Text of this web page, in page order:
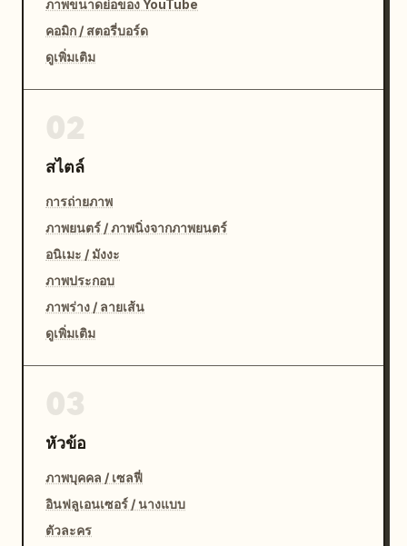
ภาพขนาดย่อของ YouTube
คอมิก / สตอรี่บอร์ด
ดูเพิ่มเติม
สไตล์
การถ่ายภาพ
ภาพยนตร์ / ภาพนิ่งจากภาพยนตร์
อนิเมะ / มังงะ
ภาพประกอบ
ภาพร่าง / ลายเส้น
ดูเพิ่มเติม
หัวข้อ
ภาพบุคคล / เซลฟี่
อินฟลูเอนเซอร์ / นางแบบ
ตัวละคร